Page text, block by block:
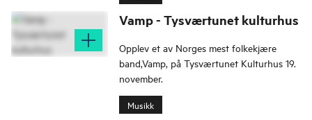
Vamp - Tysværtunet kulturhus
Opplev et av Norges mest folkekjære
band,Vamp, på Tysværtunet Kulturhus 19.
november.
Musikk